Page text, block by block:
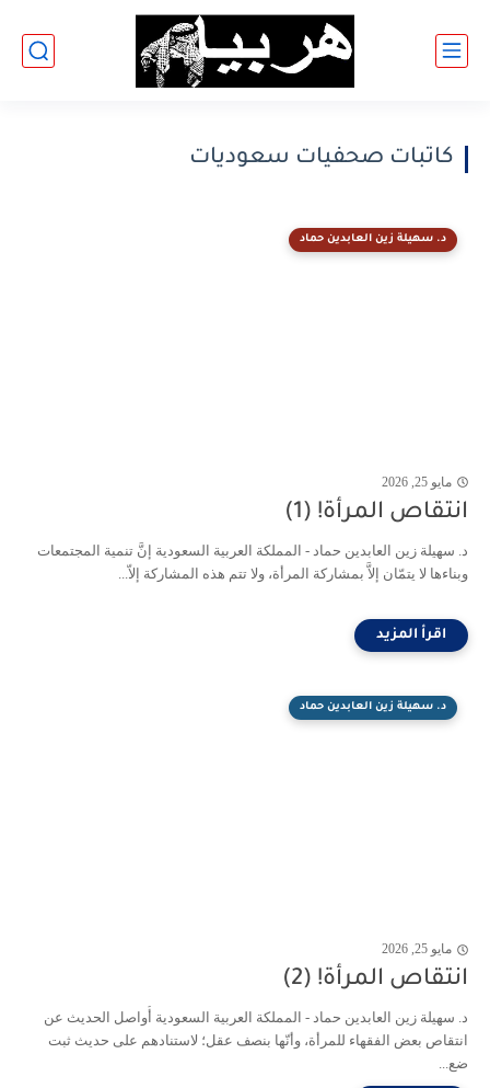
كاتبات صحفيات سعوديات
د. سهيلة زين العابدين حماد
مايو 25, 2026
انتقاص المرأة! (1)
د. سهيلة زين العابدين حماد - المملكة العربية السعودية إنَّ تنمية المجتمعات
وبناءها لا يتمّان إلاَّ بمشاركة المرأة، ولا تتم هذه المشاركة إلاّ...
د. سهيلة زين العابدين حماد
مايو 25, 2026
انتقاص المرأة! (2)
د. سهيلة زين العابدين حماد - المملكة العربية السعودية أُواصل الحديث عن
انتقاص بعض الفقهاء للمرأة، وأنّها بنصف عقل؛ لاستنادهم على حديث ثبت
ضع...